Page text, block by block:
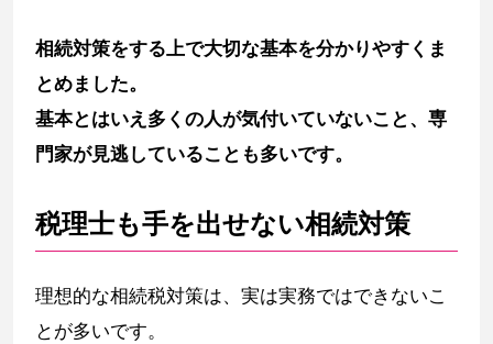
相続対策をする上で大切な基本を分かりやすくま
とめました。
基本とはいえ多くの人が気付いていないこと、専
門家が見逃していることも多いです。
税理士も手を出せない相続対策
理想的な相続税対策は、実は実務ではできないこ
とが多いです。